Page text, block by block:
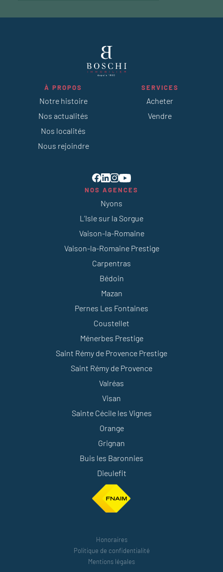
À PROPOS
Notre histoire
Nos actualités
Nos localités
Nous rejoindre
SERVICES
Acheter
Vendre
NOS AGENCES
Nyons
L’Isle sur la Sorgue
Vaison-la-Romaine
Vaison-la-Romaine Prestige
Carpentras
Bédoin
Mazan
Pernes Les Fontaines
Coustellet
Ménerbes Prestige
Saint Rémy de Provence Prestige
Saint Rémy de Provence
Valréas
Visan
Sainte Cécile les Vignes
Orange
Grignan
Buis les Baronnies
Dieulefit
Honoraires
Politique de confidentialité
Mentions légales